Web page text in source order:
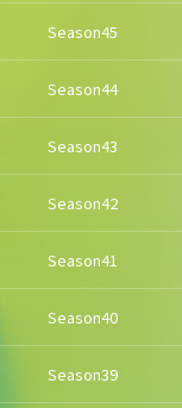
Season45
Season44
Season43
Season42
Season41
Season40
Season39